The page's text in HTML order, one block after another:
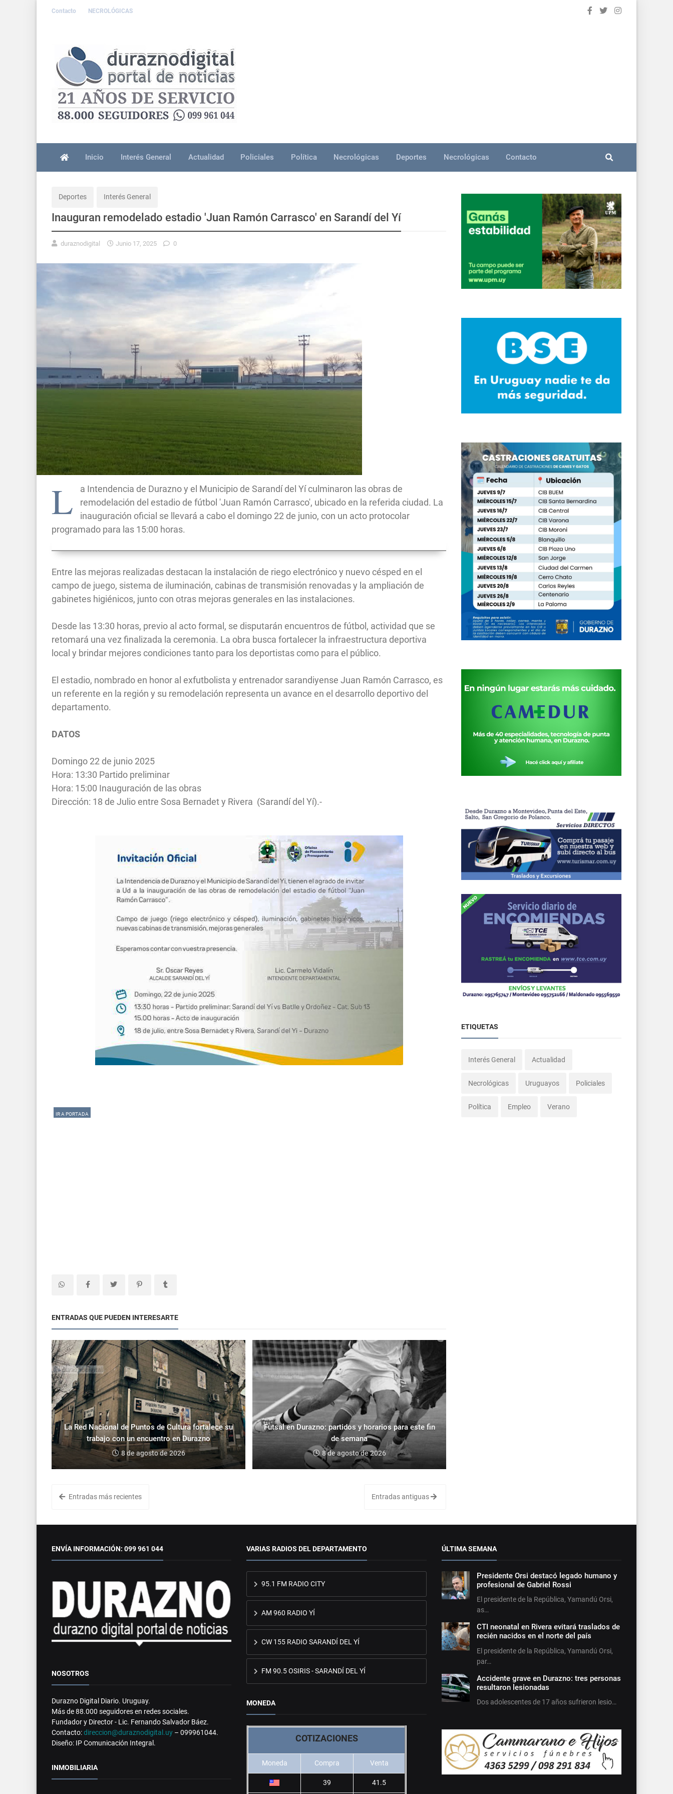
Contacto NECROLÓGICAS
Inicio Interés General Actualidad Policiales Política Necrológicas Deportes Necrológicas Contacto
Deportes Interés General
Inauguran remodelado estadio 'Juan Ramón Carrasco' en Sarandí del Yí
duraznodigital Junio 17, 2025 0
L
a Intendencia de Durazno y el Municipio de Sarandí del Yí culminaron las obras de
remodelación del estadio de fútbol 'Juan Ramón Carrasco', ubicado en la referida ciudad. La
inauguración oficial se llevará a cabo el domingo 22 de junio, con un acto protocolar
programado para las 15:00 horas.
Entre las mejoras realizadas destacan la instalación de riego electrónico y nuevo césped en el
campo de juego, sistema de iluminación, cabinas de transmisión renovadas y la ampliación de
gabinetes higiénicos, junto con otras mejoras generales en las instalaciones.
Desde las 13:30 horas, previo al acto formal, se disputarán encuentros de fútbol, actividad que se
retomará una vez finalizada la ceremonia. La obra busca fortalecer la infraestructura deportiva
local y brindar mejores condiciones tanto para los deportistas como para el público.
El estadio, nombrado en honor al exfutbolista y entrenador sarandiyense Juan Ramón Carrasco, es
un referente en la región y su remodelación representa un avance en el desarrollo deportivo del
departamento.
DATOS
Domingo 22 de junio 2025
Hora: 13:30 Partido preliminar
Hora: 15:00 Inauguración de las obras
Dirección: 18 de Julio entre Sosa Bernadet y Rivera (Sarandí del Yí).-
IR A PORTADA
ENTRADAS QUE PUEDEN INTERESARTE
La Red Nacional de Puntos de Cultura fortalece su
trabajo con un encuentro en Durazno
8 de agosto de 2026
Futsal en Durazno: partidos y horarios para este fin
de semana
8 de agosto de 2026
Entradas más recientes Entradas antiguas
ETIQUETAS
Interés General Actualidad
Necrológicas Uruguayos Policiales
Política Empleo Verano
ENVÍA INFORMACIÓN: 099 961 044
NOSOTROS
Durazno Digital Diario. Uruguay.
Más de 88.000 seguidores en redes sociales.
Fundador y Director - Lic. Fernando Salvador Báez.
Contacto:direccion@duraznodigital.uy – 099961044.
Diseño: IP Comunicación Integral.
INMOBILIARIA
VARIAS RADIOS DEL DEPARTAMENTO
95.1 FM RADIO CITY
AM 960 RADIO YÍ
CW 155 RADIO SARANDÍ DEL YÍ
FM 90.5 OSIRIS - SARANDÍ DEL YÍ
MONEDA
COTIZACIONES
Moneda Compra Venta
39 41.5
ÚLTIMA SEMANA
Presidente Orsi destacó legado humano y
profesional de Gabriel Rossi
El presidente de la República, Yamandú Orsi,
as…
CTI neonatal en Rivera evitará traslados de
recién nacidos en el norte del país
El presidente de la República, Yamandú Orsi,
par…
Accidente grave en Durazno: tres personas
resultaron lesionadas
Dos adolescentes de 17 años sufrieron lesio…